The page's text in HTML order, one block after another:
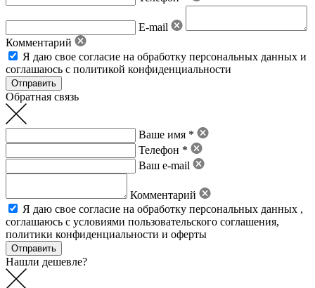
E-mail
Комментарий
Я даю свое согласие на обработку персональных данных и
соглашаюсь с политикой конфиденциальности
Обратная связь
Ваше имя *
Телефон *
Ваш e-mail
Комментарий
Я даю свое согласие на обработку персональных данных ,
соглашаюсь с условиями пользовательского соглашения,
политики конфиденциальности и оферты
Нашли дешевле?